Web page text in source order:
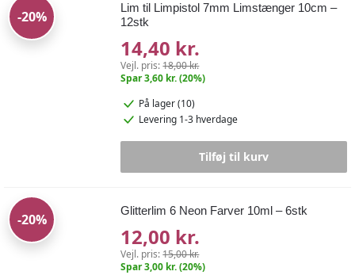
-20%
Lim til Limpistol 7mm Limstænger 10cm –
12stk
14,40 kr.
Vejl. pris:18,00 kr.
Spar 3,60 kr. (20%)
På lager (10)
Levering 1-3 hverdage
Tilføj til kurv
-20%
Glitterlim 6 Neon Farver 10ml – 6stk
12,00 kr.
Vejl. pris:15,00 kr.
Spar 3,00 kr. (20%)